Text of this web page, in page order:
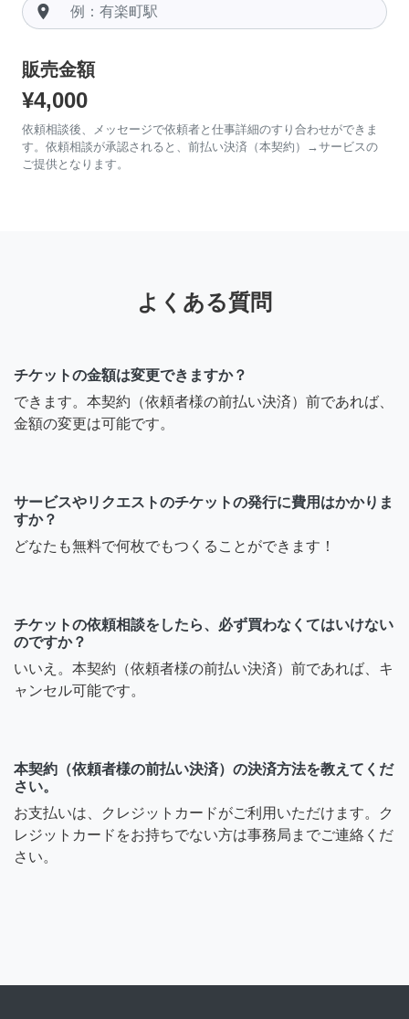
room
販売金額
¥4,000
依頼相談後、メッセージで依頼者と仕事詳細のすり合わせができま
す。依頼相談が承認されると、前払い決済（本契約）→サービスの
ご提供となります。
よくある質問
チケットの金額は変更できますか？
できます。本契約（依頼者様の前払い決済）前であれば、
金額の変更は可能です。
サービスやリクエストのチケットの発行に費用はかかりま
すか？
どなたも無料で何枚でもつくることができます！
チケットの依頼相談をしたら、必ず買わなくてはいけない
のですか？
いいえ。本契約（依頼者様の前払い決済）前であれば、キ
ャンセル可能です。
本契約（依頼者様の前払い決済）の決済方法を教えてくだ
さい。
お支払いは、クレジットカードがご利用いただけます。ク
レジットカードをお持ちでない方は事務局までご連絡くだ
さい。